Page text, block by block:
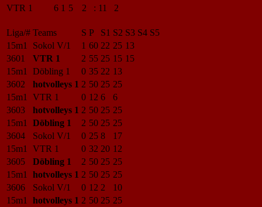
VTR 1
6 1 5 2 : 11 2
Liga/# Teams S P S1 S2 S3 S4 S5
15m1
Sokol V/1 1 60 22 25 13
3601
VTR 1 2 55 25 15 15
15m1
Döbling 1 0 35 22 13
3602
hotvolleys 1 2 50 25 25
15m1
VTR 1 0 12 6
6
3603
hotvolleys 1 2 50 25 25
15m1
Döbling 1 2 50 25 25
3604
Sokol V/1 0 25 8
17
15m1
VTR 1 0 32 20 12
3605
Döbling 1 2 50 25 25
15m1
hotvolleys 1 2 50 25 25
3606
Sokol V/1 0 12 2
10
15m1
hotvolleys 1 2 50 25 25